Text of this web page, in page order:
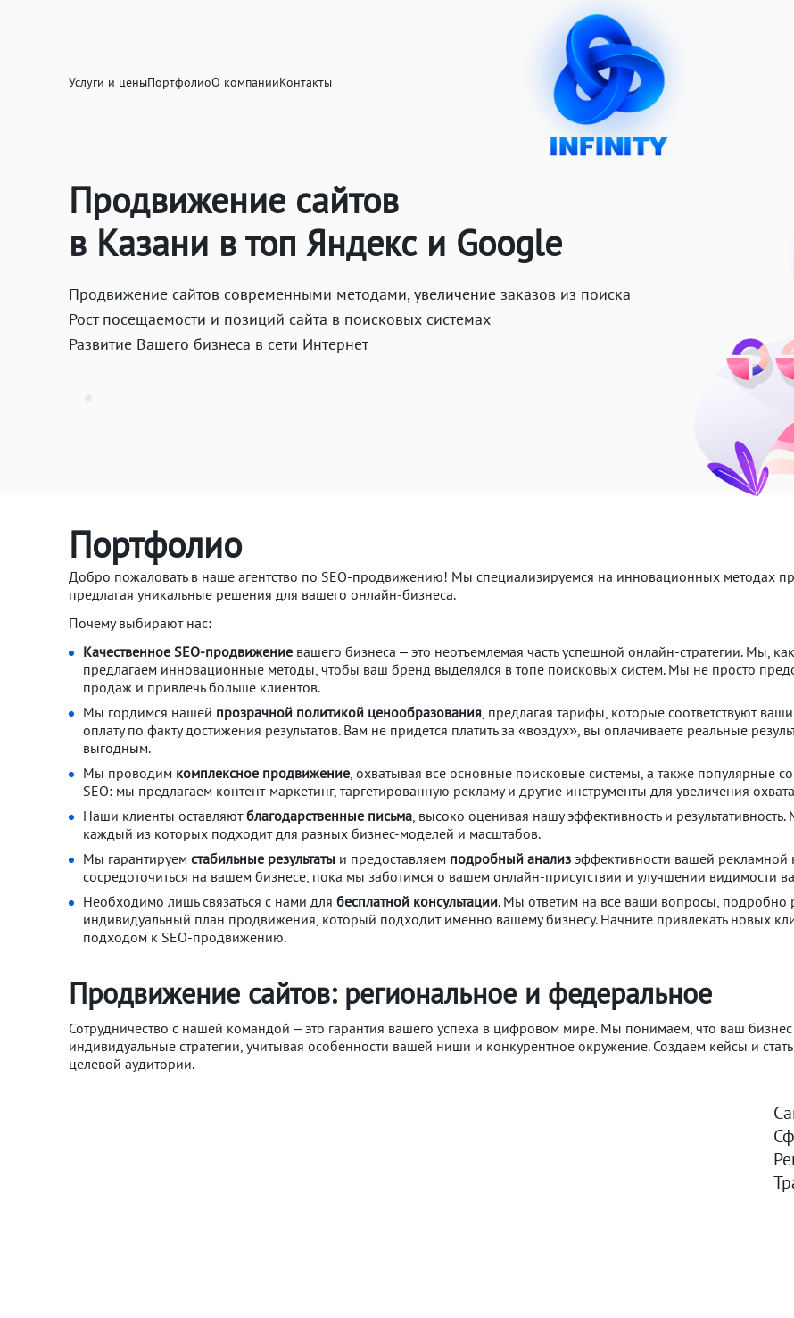
Услуги и ценыПортфолиоО компанииКонтакты
Продвижение сайтов
в Казани в топ Яндекс и Google
Продвижение сайтов современными методами, увеличение заказов из поиска
Рост посещаемости и позиций сайта в поисковых системах
Развитие Вашего бизнеса в сети Интернет
Портфолио
Добро пожаловать в наше агентство по SEO-продвижению! Мы специализируемся на инновационных методах
предлагая уникальные решения для вашего онлайн-бизнеса.
Почему выбирают нас:
Качественное SEO-продвижение вашего бизнеса – это неотъемлемая часть успешной онлайн-стратегии. Мы,
предлагаем инновационные методы, чтобы ваш бренд выделялся в топе поисковых систем. Мы не просто
продаж и привлечь больше клиентов.
Мы гордимся нашей прозрачной политикой ценообразования, предлагая тарифы, которые соответствуют
оплату по факту достижения результатов. Вам не придется платить за «воздух», вы оплачиваете реальные
выгодным.
Мы проводим комплексное продвижение, охватывая все основные поисковые системы, а также популярные
SEO: мы предлагаем контент-маркетинг, таргетированную рекламу и другие инструменты для увеличения
Наши клиенты оставляютблагодарственные письма, высоко оценивая нашу эффективность и
каждый из которых подходит для разных бизнес-моделей и масштабов.
Мы гарантируем стабильные результаты и предоставляем подробный анализ эффективности вашей рекламной
сосредоточиться на вашем бизнесе, пока мы заботимся о вашем онлайн-присутствии и улучшении видимости
Необходимо лишь связаться с нами для бесплатной консультации. Мы ответим на все ваши вопросы,
индивидуальный план продвижения, который подходит именно вашему бизнесу. Начните привлекать новых
подходом к SEO-продвижению.
Продвижение сайтов: региональное и федеральное
Сотрудничество с нашей командой – это гарантия вашего успеха в цифровом мире. Мы понимаем, что ваш
индивидуальные стратегии, учитывая особенности вашей ниши и конкурентное окружение. Создаем кейсы и
целевой аудитории.